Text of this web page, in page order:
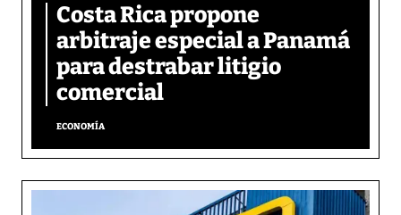
Costa Rica propone
arbitraje especial a Panamá
para destrabar litigio
comercial
ECONOMÍA